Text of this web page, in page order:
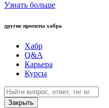
Узнать больше
другие проекты хабра
Хабр
Q&A
Карьера
Курсы
Закрыть